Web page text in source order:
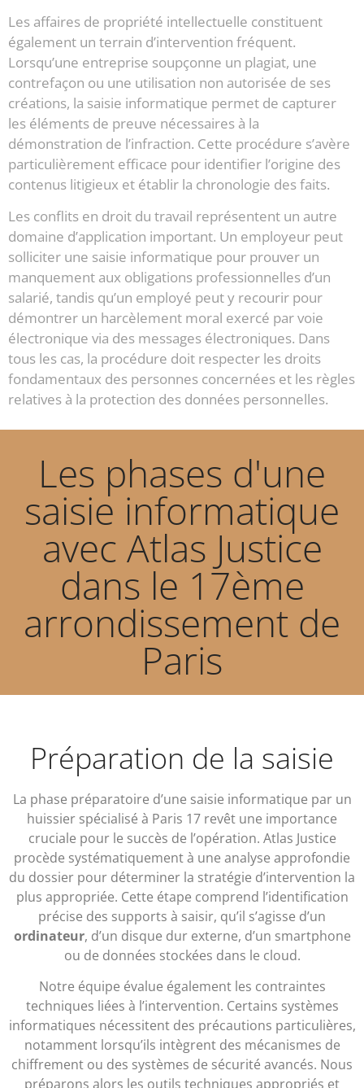
Les affaires de propriété intellectuelle constituent
également un terrain d’intervention fréquent.
Lorsqu’une entreprise soupçonne un plagiat, une
contrefaçon ou une utilisation non autorisée de ses
créations, la saisie informatique permet de capturer
les éléments de preuve nécessaires à la
démonstration de l’infraction. Cette procédure s’avère
particulièrement efficace pour identifier l’origine des
contenus litigieux et établir la chronologie des faits.
Les conflits en droit du travail représentent un autre
domaine d’application important. Un employeur peut
solliciter une saisie informatique pour prouver un
manquement aux obligations professionnelles d’un
salarié, tandis qu’un employé peut y recourir pour
démontrer un harcèlement moral exercé par voie
électronique via des messages électroniques. Dans
tous les cas, la procédure doit respecter les droits
fondamentaux des personnes concernées et les règles
relatives à la protection des données personnelles.
Les phases d'une
saisie informatique
avec Atlas Justice
dans le 17ème
arrondissement de
Paris
Préparation de la saisie
La phase préparatoire d’une saisie informatique par un
huissier spécialisé à Paris 17 revêt une importance
cruciale pour le succès de l’opération. Atlas Justice
procède systématiquement à une analyse approfondie
du dossier pour déterminer la stratégie d’intervention la
plus appropriée. Cette étape comprend l’identification
précise des supports à saisir, qu’il s’agisse d’un
ordinateur, d’un disque dur externe, d’un smartphone
ou de données stockées dans le cloud.
Notre équipe évalue également les contraintes
techniques liées à l’intervention. Certains systèmes
informatiques nécessitent des précautions particulières,
notamment lorsqu’ils intègrent des mécanismes de
chiffrement ou des systèmes de sécurité avancés. Nous
préparons alors les outils techniques appropriés et